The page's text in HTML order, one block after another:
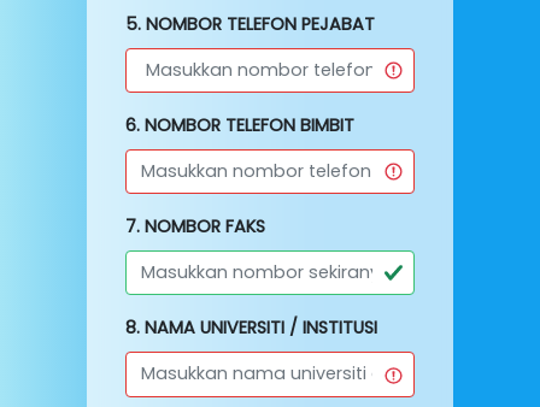
5. NOMBOR TELEFON PEJABAT
6. NOMBOR TELEFON BIMBIT
7. NOMBOR FAKS
8. NAMA UNIVERSITI / INSTITUSI